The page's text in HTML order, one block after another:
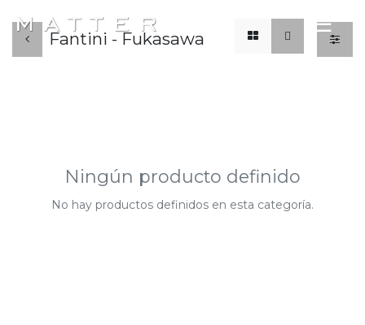
Fantini - Fukasawa
Ningún producto definido
No hay productos definidos en esta categoría.
☰x